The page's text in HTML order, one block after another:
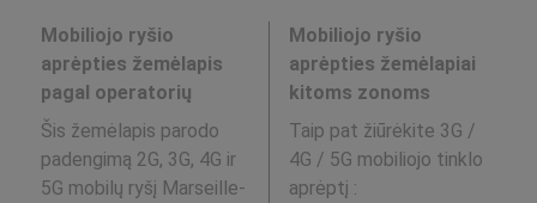
Mobiliojo ryšio
aprėpties žemėlapis
pagal operatorių
Šis žemėlapis parodo
padengimą 2G, 3G, 4G ir
5G mobilų ryšį Marseille-
Mobiliojo ryšio
aprėpties žemėlapiai
kitoms zonoms
Taip pat žiūrėkite 3G /
4G / 5G mobiliojo tinklo
aprėptį :